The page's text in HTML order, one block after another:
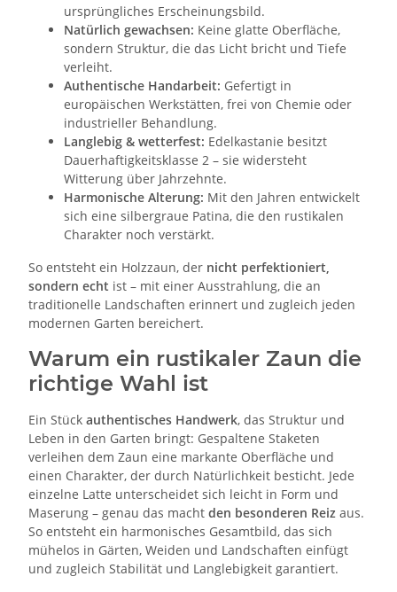
ursprüngliches Erscheinungsbild.
Natürlich gewachsen: Keine glatte Oberfläche,
sondern Struktur, die das Licht bricht und Tiefe
verleiht.
Authentische Handarbeit: Gefertigt in
europäischen Werkstätten, frei von Chemie oder
industrieller Behandlung.
Langlebig & wetterfest: Edelkastanie besitzt
Dauerhaftigkeitsklasse 2 – sie widersteht
Witterung über Jahrzehnte.
Harmonische Alterung: Mit den Jahren entwickelt
sich eine silbergraue Patina, die den rustikalen
Charakter noch verstärkt.
So entsteht ein Holzzaun, der nicht perfektioniert,
sondern echt ist – mit einer Ausstrahlung, die an
traditionelle Landschaften erinnert und zugleich jeden
modernen Garten bereichert.
Warum ein rustikaler Zaun die
richtige Wahl ist
Ein Stück authentisches Handwerk, das Struktur und
Leben in den Garten bringt: Gespaltene Staketen
verleihen dem Zaun eine markante Oberfläche und
einen Charakter, der durch Natürlichkeit besticht. Jede
einzelne Latte unterscheidet sich leicht in Form und
Maserung – genau das macht den besonderen Reiz aus.
So entsteht ein harmonisches Gesamtbild, das sich
mühelos in Gärten, Weiden und Landschaften einfügt
und zugleich Stabilität und Langlebigkeit garantiert.